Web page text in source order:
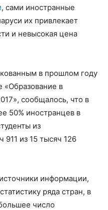
, сами иностранные
их привлекает
и невысокая цена
в прошлом году
«Образование в
сообщалось, что в
50% иностранцев в
из
из 15 тысяч 126
информации,
ряда стран, в
число